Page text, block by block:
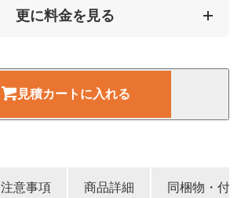
円
75,000円
85,000
更に料金を見る
見積カートに入れる
注意事項 商品詳細 同梱物・付